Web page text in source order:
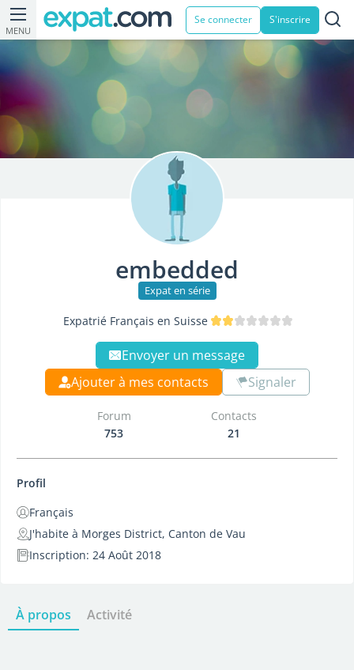
MENU
Se connecter S'inscrire
embedded
Expat en série
Expatrié Français en Suisse
Envoyer un message
Ajouter à mes contacts
Signaler
Forum
753
Contacts
21
Profil
Français
J'habite à Morges District, Canton de Vau
Inscription: 24 Août 2018
À propos Activité